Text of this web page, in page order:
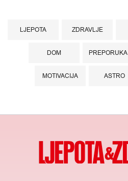
LJEPOTA ZDRAVLJE
DOM PREPORUKA
MOTIVACIJA ASTRO